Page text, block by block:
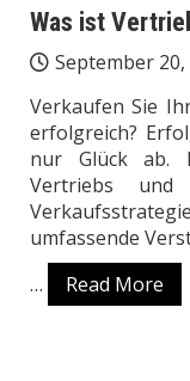
Was ist
September 20,
Verkaufen Sie
erfolgreich?
nur Glück ab.
Vertriebs
umfassende
…
Read More